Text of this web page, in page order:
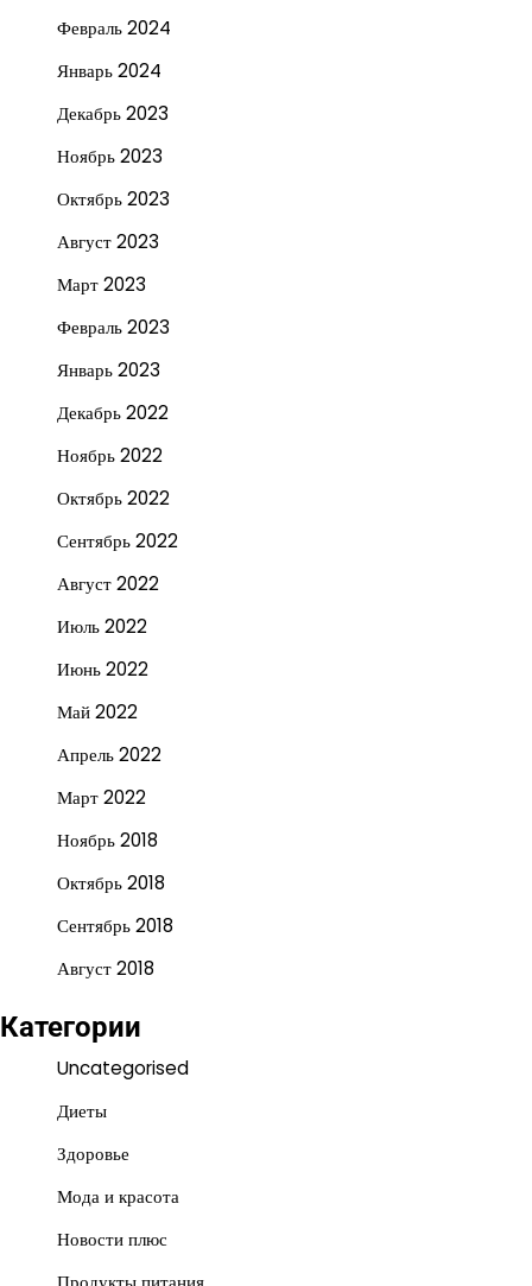
Февраль 2024
Январь 2024
Декабрь 2023
Ноябрь 2023
Октябрь 2023
Август 2023
Март 2023
Февраль 2023
Январь 2023
Декабрь 2022
Ноябрь 2022
Октябрь 2022
Сентябрь 2022
Август 2022
Июль 2022
Июнь 2022
Май 2022
Апрель 2022
Март 2022
Ноябрь 2018
Октябрь 2018
Сентябрь 2018
Август 2018
Категории
Uncategorised
Диеты
Здоровье
Мода и красота
Новости плюс